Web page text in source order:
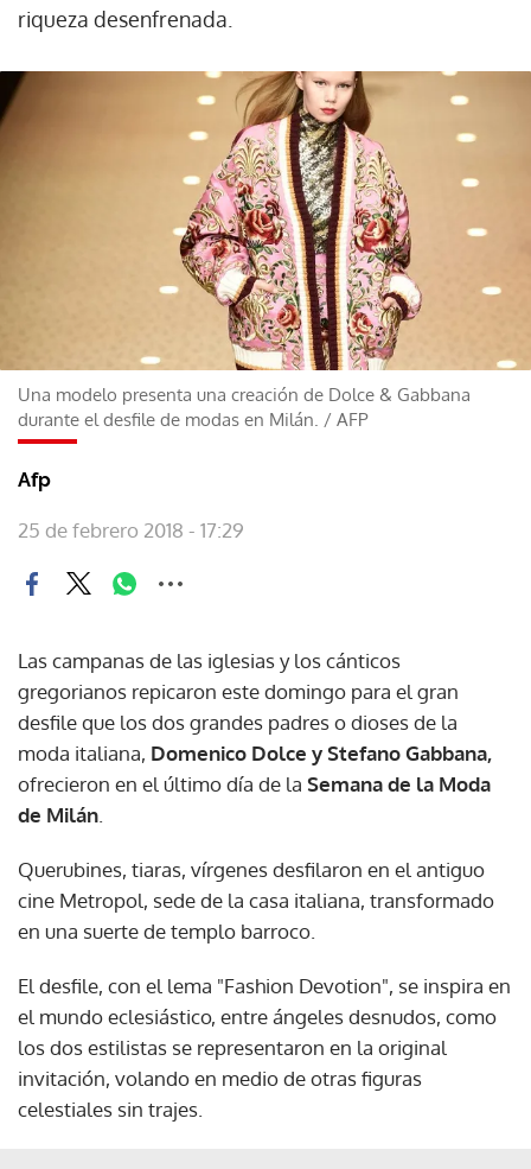
riqueza desenfrenada.
Una modelo presenta una creación de Dolce & Gabbana
durante el desfile de modas en Milán. / AFP
Afp
25 de febrero 2018 - 17:29
Las campanas de las iglesias y los cánticos
gregorianos repicaron este domingo para el gran
desfile que los dos grandes padres o dioses de la
moda italiana, Domenico Dolce y Stefano Gabbana,
ofrecieron en el último día de la Semana de la Moda
de Milán
Querubines, tiaras, vírgenes desfilaron en el antiguo
cine Metropol, sede de la casa italiana, transformado
en una suerte de templo barroco.
El desfile, con el lema "Fashion Devotion", se inspira en
el mundo eclesiástico, entre ángeles desnudos, como
los dos estilistas se representaron en la original
invitación, volando en medio de otras figuras
celestiales sin trajes.